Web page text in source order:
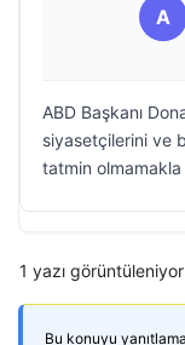
A
ABD Başkanı
siyasetçilerini ve
tatmin
1 yazı
Bu konuyu